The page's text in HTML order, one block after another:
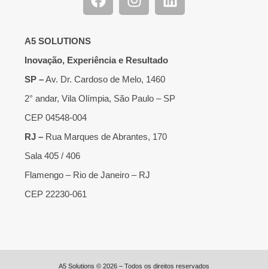
A5 SOLUTIONS
Inovação, Experiência e Resultado
SP –Av. Dr. Cardoso de Melo, 1460
2° andar, Vila Olímpia, São Paulo – SP
CEP 04548-004
RJ – Rua Marques de Abrantes, 170
Sala 405 / 406
Flamengo – Rio de Janeiro – RJ
CEP 22230-061
A5 Solutions © 2026 – Todos os direitos reservados